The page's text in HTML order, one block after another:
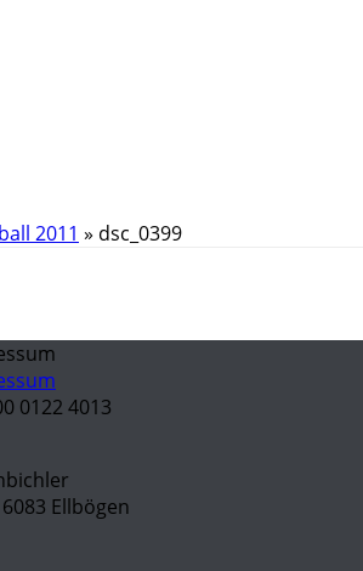
2011 » dsc_0399
0122 4013
Ellbögen